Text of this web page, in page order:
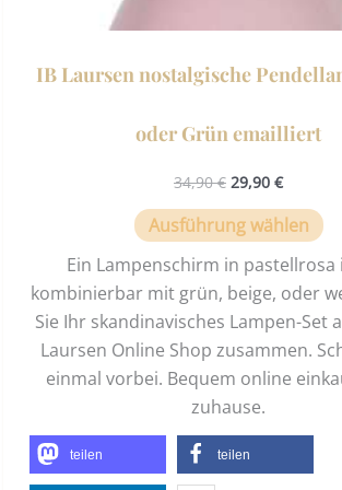
IB Laursen nostalgische
oder Grün emailliert
34,90€ 29,90 €
Ausführung wählen
Ein Lampenschirm in pastellrosa
kombinierbar mit grün, beige, oder
Sie Ihr skandinavisches Lampen-Set
Laursen Online Shop zusammen.
einmal vorbei. Bequem online
zuhause.
teilen teilen